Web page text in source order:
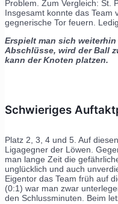
Problem. Zum Vergleich: St.
Insgesamt konnte das Team
gegnerische Tor feuern.
Erspielt man sich
Abschlüsse, wird der Ball
kann der Knoten platzen.
Schwieriges
Platz 2, 3, 4 und 5. Auf
Ligagegner der Löwen.
man lange Zeit die
unglücklich und auch
Eigentor das Team früh auf
(0:1) war man zwar
den Schlussminuten. Beim